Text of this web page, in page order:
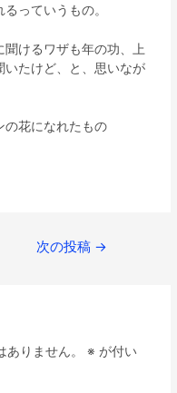
っていうもの。
けるワザも年の功、上
たけど、と、思いなが
の花になれたもの
次の投稿 →
りません。 ※ が付い